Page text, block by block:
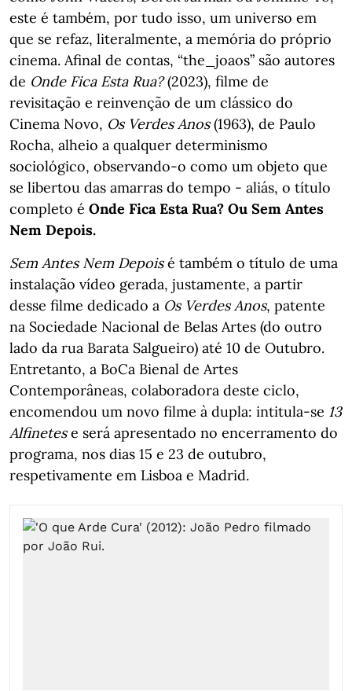
este é também, por tudo isso, um universo em
que se refaz, literalmente, a memória do próprio
cinema. Afinal de contas, “the_joaos” são autores
de Onde Fica Esta Rua?(2023), filme de
revisitação e reinvenção de um clássico do
Cinema Novo, Os Verdes Anos(1963), de Paulo
Rocha, alheio a qualquer determinismo
sociológico, observando-o como um objeto que
se libertou das amarras do tempo - aliás, o título
completo é Onde Fica Esta Rua? Ou Sem Antes
Nem Depois.
Sem Antes Nem Depoisé também o título de uma
instalação vídeo gerada, justamente, a partir
desse filme dedicado a Os Verdes Anos, patente
na Sociedade Nacional de Belas Artes (do outro
lado da rua Barata Salgueiro) até 10 de Outubro.
Entretanto, a BoCa Bienal de Artes
Contemporâneas, colaboradora deste ciclo,
encomendou um novo filme à dupla: intitula-se 13
Alfinetese será apresentado no encerramento do
programa, nos dias 15 e 23 de outubro,
respetivamente em Lisboa e Madrid.